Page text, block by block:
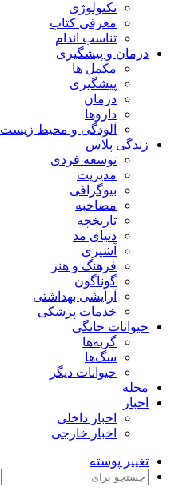
تکنولوژی
معرفی کتاب
تناسب اندام
درمان و پیشگیری
مکمل ها
پیشگیری
درمان
داروها
آلودگی و محیط زیست
زندگی پلاس
توسعه فردی
مدیریت
بیوگرافی
مصاحبه
تاریخچه
دنیای مد
آشپزی
فرهنگ و هنر
گوناگون
آرایشی بهداشتی
خدمات پزشکی
حیوانات خانگی
گربه‌ها
سگ‌ها
حیوانات دیگر
مجله
اخبار
اخبار داخلی
اخبار خارجی
تغییر پوسته